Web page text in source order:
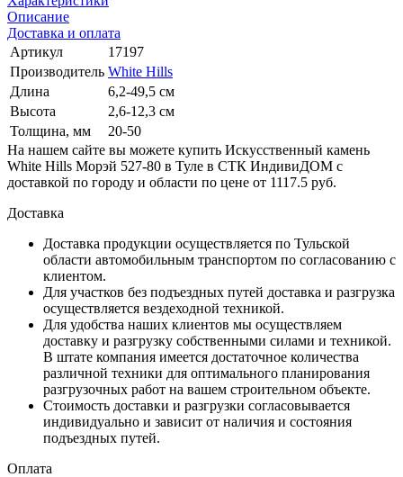
Описание
Доставка и оплата
Артикул
17197
Производитель White Hills
Длина
6,2-49,5 см
Высота
2,6-12,3 см
Толщина, мм
20-50
На нашем сайте вы можете купить Искусственный камень
White Hills Морэй 527-80 в Туле в СТК ИндивиДОМ с
доставкой по городу и области по цене от 1117.5 руб.
Доставка
Доставка продукции осуществляется по Тульской
области автомобильным транспортом по согласованию с
клиентом.
Для участков без подъездных путей доставка и разгрузка
осуществляется вездеходной техникой.
Для удобства наших клиентов мы осуществляем
доставку и разгрузку собственными силами и техникой.
В штате компания имеется достаточное количества
различной техники для оптимального планирования
разгрузочных работ на вашем строительном объекте.
Стоимость доставки и разгрузки согласовывается
индивидуально и зависит от наличия и состояния
подъездных путей.
Оплата